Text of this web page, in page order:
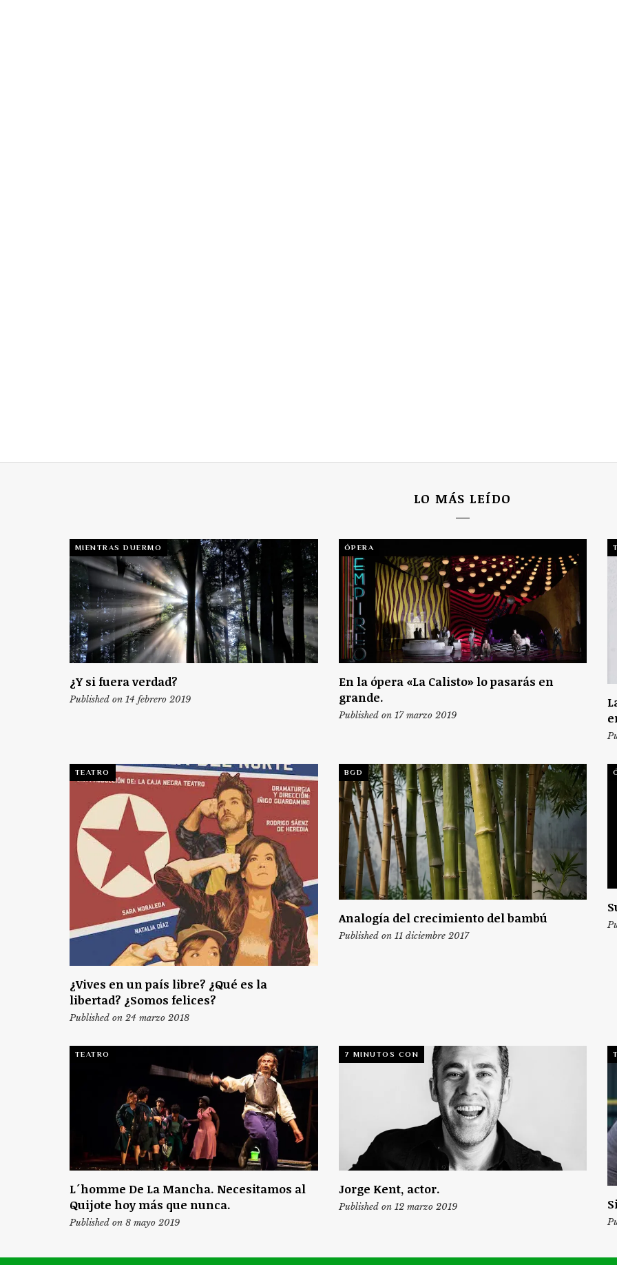
LO MÁS LEÍDO
MIENTRAS DUERMO
¿Y si fuera verdad?
Published on 14 febrero 2019
ÓPERA
En la ópera «La Calisto» lo pasarás en
grande.
Published on 17 marzo 2019
TEATRO
¿Vives en un país libre? ¿Qué es la
libertad? ¿Somos felices?
Published on 24 marzo 2018
BGD
Analogía del crecimiento del bambú
Published on 11 diciembre 2017
TEATRO
L´homme De La Mancha. Necesitamos al
Quijote hoy más que nunca.
Published on 8 mayo 2019
7 MINUTOS CON
Jorge Kent, actor.
Published on 12 marzo 2019